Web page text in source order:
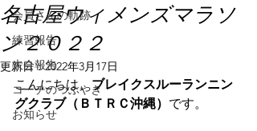
会員さんの軌跡
練習報告
大会報告
コーチのつぶやき
お知らせ
名古屋ウィメンズマラソ
ン２０２２
更新日：2022年3月17日
こんにちは、ブレイクスルーランニン
グクラブ（ＢＴＲＣ沖縄） です。